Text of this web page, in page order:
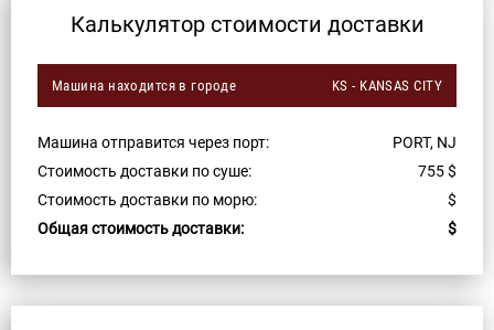
Калькулятор стоимости доставки
Машина находится в городе KS - KANSAS CITY
Машина отправится через порт:
PORT, NJ
Стоимость доставки по суше:
755$
Стоимость доставки по морю:
$
Общая стоимость доставки:
$